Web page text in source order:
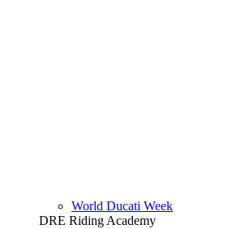
World Ducati Week
DRE Riding Academy